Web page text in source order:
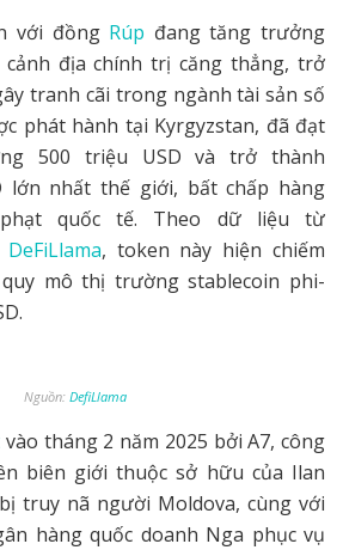
với đồng Rúp đang tăng trưởng
địa chính trị căng thẳng, trở
tranh cãi trong ngành tài sản số
phát hành tại Kyrgyzstan, đã đạt
500 triệu USD và trở thành
lớn nhất thế giới, bất chấp hàng
quốc tế. Theo dữ liệu từ
DeFiLlama, token này hiện chiếm
mô thị trường stablecoin phi-
Nguồn: DefiLlama
vào tháng 2 năm 2025 bởi A7, công
biên giới thuộc sở hữu của Ilan
truy nã người Moldova, cùng với
hàng quốc doanh Nga phục vụ